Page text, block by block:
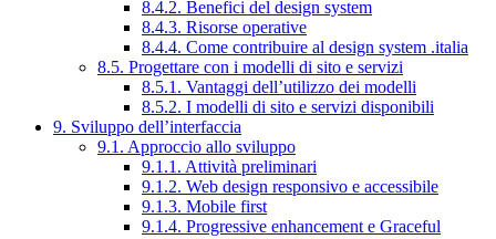
8.4.2. Benefici del design system
8.4.3. Risorse operative
8.4.4. Come contribuire al design system .italia
8.5. Progettare con i modelli di sito e servizi
8.5.1. Vantaggi dell’utilizzo dei modelli
8.5.2. I modelli di sito e servizi disponibili
9. Sviluppo dell’interfaccia
9.1. Approccio allo sviluppo
9.1.1. Attività preliminari
9.1.2. Web design responsivo e accessibile
9.1.3. Mobile first
9.1.4. Progressive enhancement e Graceful